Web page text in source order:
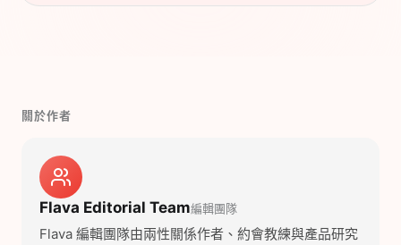
關於作者
Flava Editorial Team編輯團隊
Flava 編輯團隊由兩性關係作者、約會教練與產品研究